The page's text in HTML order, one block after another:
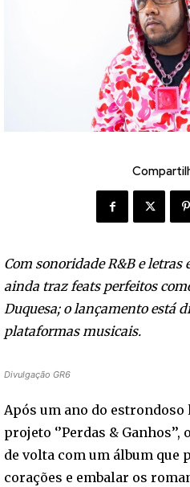
Com sonoridade R&B e letras
ainda traz feats perfeitos
Duquesa; o lançamento está
plataformas musicais.
Divulgação GR6
Após um ano do estrondoso
projeto ‘’Perdas &
de volta com um álbum que
corações e embalar os